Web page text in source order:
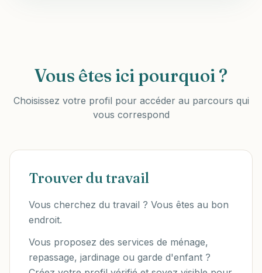
Vous êtes ici pourquoi ?
Choisissez votre profil pour accéder au parcours qui
vous correspond
Trouver du travail
Vous cherchez du travail ? Vous êtes au bon
endroit.
Vous proposez des services de ménage,
repassage, jardinage ou garde d'enfant ?